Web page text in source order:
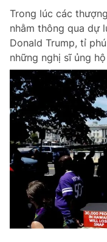
Trong lúc các
nhằm thông qua dự
Donald Trump, tỉ
những nghị sĩ ủng